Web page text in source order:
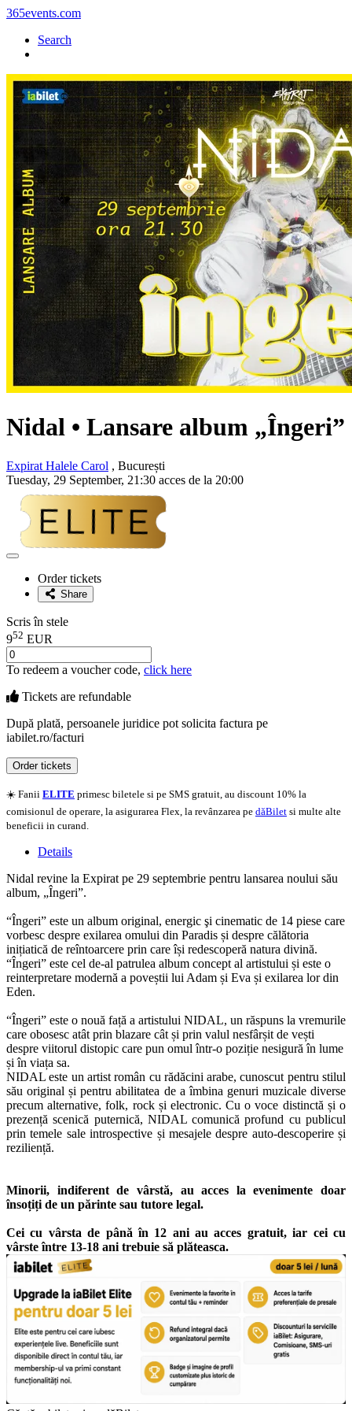
365events.com
Search
Nidal • Lansare album „Îngeri”
Expirat Halele Carol , București
Tuesday, 29 September, 21:30 acces de la 20:00
Adaugă
favoriteOrder tickets
Share
Scris în stele
952 EUR
To redeem a voucher code, click here
Tickets are refundable
După plată, persoanele juridice pot solicita factura pe
iabilet.ro/facturi
Order tickets
☀️ Fanii ELITE primesc biletele si pe SMS gratuit, au discount 10% la
comisionul de operare, la asigurarea Flex, la revânzarea pe dăBilet si multe alte
beneficii in curand.
Details
Nidal revine la Expirat pe 29 septembrie pentru lansarea noului său
album, „Îngeri”.
“Îngeri” este un album original, energic şi cinematic de 14 piese care
vorbesc despre exilarea omului din Paradis și despre călătoria
inițiatică de reîntoarcere prin care își redescoperă natura divină.
“Îngeri” este cel de-al patrulea album concept al artistului și este o
reinterpretare modernă a poveștii lui Adam și Eva și exilarea lor din
Eden.
“Îngeri” este o nouă față a artistului NIDAL, un răspuns la vremurile
care obosesc atât prin blazare cât și prin valul nesfârșit de vești
despre viitorul distopic care pun omul într-o poziție nesigură în lume
și în viața sa.
NIDAL este un artist român cu rădăcini arabe, cunoscut pentru stilul
său original și pentru abilitatea de a îmbina genuri muzicale diverse
precum alternative, folk, rock și electronic. Cu o voce distinctă și o
prezență scenică puternică, NIDAL comunică profund cu publicul
prin temele sale introspective și mesajele despre auto-descoperire și
reziliență.
Minorii, indiferent de vârstă, au acces la evenimente doar
însoțiți de un părinte sau tutore legal.
Cei cu vârsta de până în 12 ani au acces gratuit, iar cei cu
vârste între 13-18 ani trebuie să plăteasca.